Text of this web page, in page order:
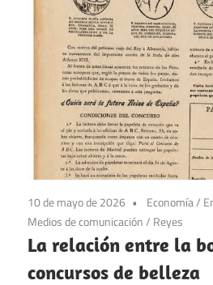
10 de mayo de 2026 Economía/
Medios de comunicación/ Reyes
La relación entre la
concursos de belleza